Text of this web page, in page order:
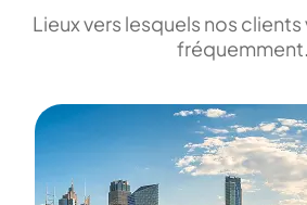
Lieux vers lesquels nos
fréquemment.